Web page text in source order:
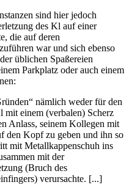
sind hier jedoch
des Kl auf einer
die auf deren
war und sich ebenso
üblichen Spaßereien
Parkplatz oder auch einem
nämlich weder für den
einem (verbalen) Scherz
Anlass, seinem Kollegen mit
den Kopf zu geben und ihn so
mit Metallkappenschuh ins
mit der
(Bruch des
verursachte. [...]